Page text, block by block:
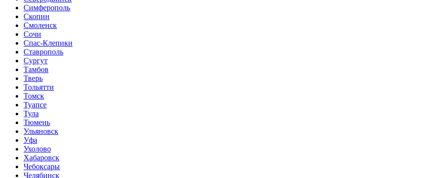
Симферополь
Скопин
Смоленск
Сочи
Спас-Клепики
Ставрополь
Сургут
Тамбов
Тверь
Тольятти
Томск
Туапсе
Тула
Тюмень
Ульяновск
Уфа
Ухолово
Хабаровск
Чебоксары
Челябинск